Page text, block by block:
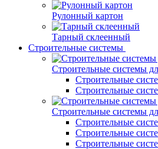
Рулонный картон
Тарный склеенный
Строительные системы
Строительные системы
Строительные
Строительные
Строительные системы
Строительные
Строительные
Строительные